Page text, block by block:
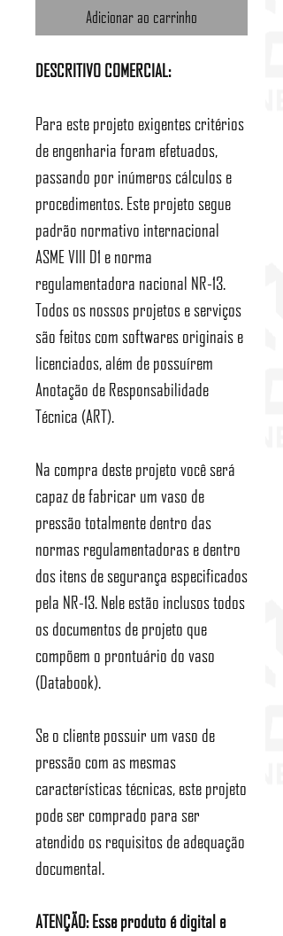
Adicionar ao carrinho
DESCRITIVO COMERCIAL:
Para este projeto exigentes critérios
de engenharia foram efetuados,
passando por inúmeros cálculos e
procedimentos. Este projeto segue
padrão normativo internacional
ASME VIII D1 e norma
regulamentadora nacional NR-13.
Todos os nossos projetos e serviços
são feitos com softwares originais e
licenciados, além de possuírem
Anotação de Responsabilidade
Técnica (ART).
Na compra deste projeto você será
capaz de fabricar um vaso de
pressão totalmente dentro das
normas regulamentadoras e dentro
dos itens de segurança especificados
pela NR-13. Nele estão inclusos todos
os documentos de projeto que
compõem o prontuário do vaso
(Databook).
Se o cliente possuir um vaso de
pressão com as mesmas
características técnicas, este projeto
pode ser comprado para ser
atendido os requisitos de adequação
documental.
ATENÇÃO: Esse produto é digital e